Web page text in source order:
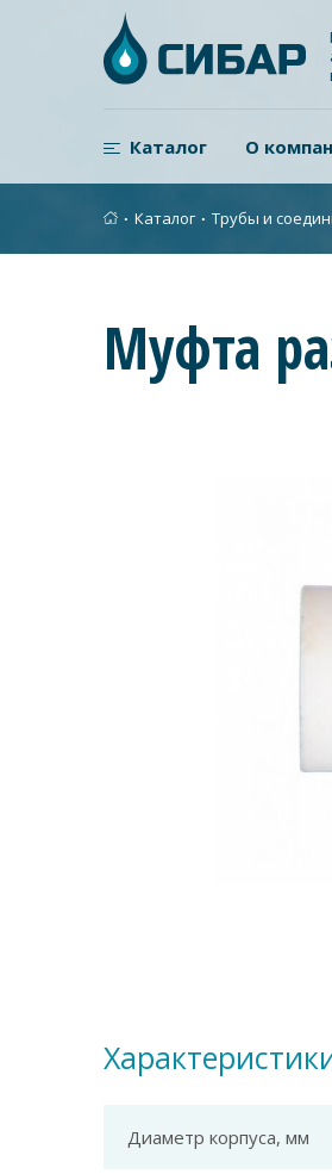
Каталог О
∙ Каталог ∙ Трубы и
Муфта
Диаметр корпуса, мм